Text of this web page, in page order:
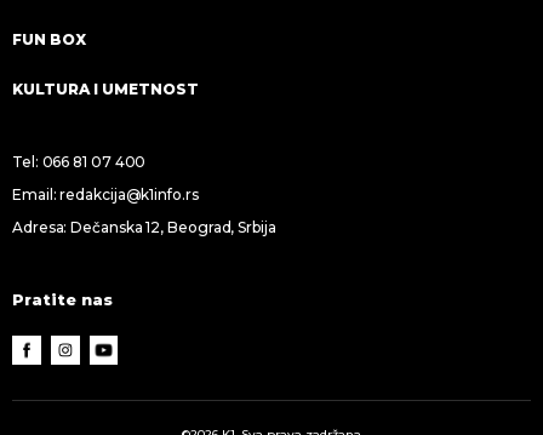
FUN BOX
KULTURA I UMETNOST
Tel: 066 81 07 400
Email:redakcija@k1info.rs
Adresa: Dečanska 12, Beograd, Srbija
Pratite nas